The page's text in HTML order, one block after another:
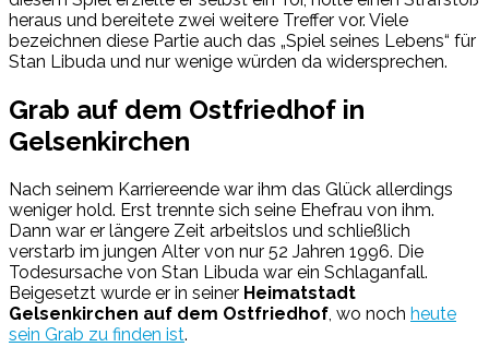
heraus und bereitete zwei weitere Treffer vor. Viele
bezeichnen diese Partie auch das „Spiel seines Lebens“ für
Stan Libuda und nur wenige würden da widersprechen.
Grab auf dem Ostfriedhof in
Gelsenkirchen
Nach seinem Karriereende war ihm das Glück allerdings
weniger hold. Erst trennte sich seine Ehefrau von ihm.
Dann war er längere Zeit arbeitslos und schließlich
verstarb im jungen Alter von nur 52 Jahren 1996. Die
Todesursache von Stan Libuda war ein Schlaganfall.
Beigesetzt wurde er in seiner Heimatstadt
Gelsenkirchen auf dem Ostfriedhof, wo noch heute
sein Grab zu finden ist.